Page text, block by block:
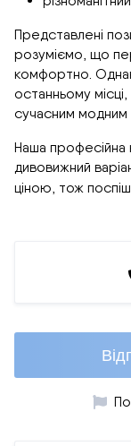
Представлені
розуміємо, що
комфортно.
останньому
сучасним модним
Наша
дивовижний
ціною, тож